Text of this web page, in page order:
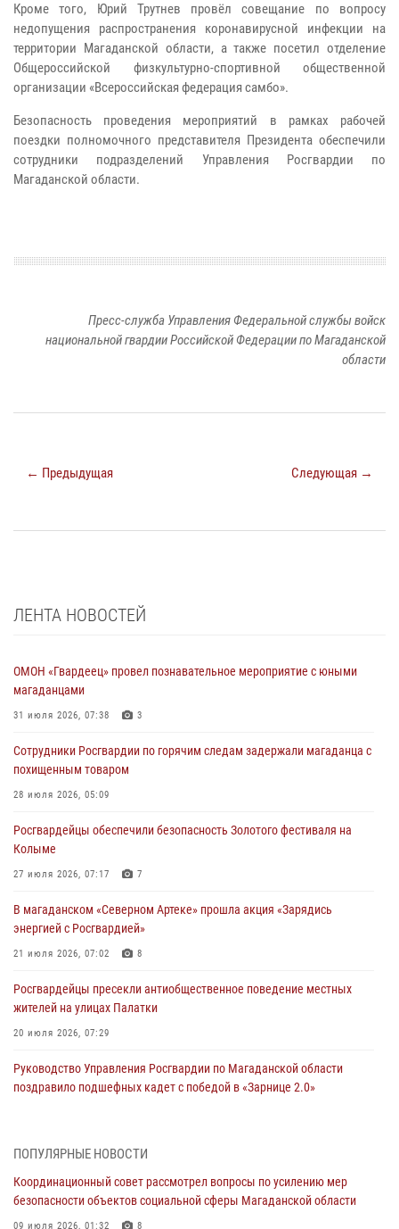
Кроме того, Юрий Трутнев провёл совещание по вопросу
недопущения распространения коронавирусной инфекции на
территории Магаданской области, а также посетил отделение
Общероссийской физкультурно-спортивной общественной
организации «Всероссийская федерация самбо».
Безопасность проведения мероприятий в рамках рабочей
поездки полномочного представителя Президента обеспечили
сотрудники подразделений Управления Росгвардии по
Магаданской области.
Пресс-служба Управления Федеральной службы войск
национальной гвардии Российской Федерации по Магаданской
области
← Предыдущая Следующая →
ЛЕНТА НОВОСТЕЙ
ОМОН «Гвардеец» провел познавательное мероприятие с юными
магаданцами
31 июля 2026, 07:38 3
Сотрудники Росгвардии по горячим следам задержали магаданца с
похищенным товаром
28 июля 2026, 05:09
Росгвардейцы обеспечили безопасность Золотого фестиваля на
Колыме
27 июля 2026, 07:17 7
В магаданском «Северном Артеке» прошла акция «Зарядись
энергией с Росгвардией»
21 июля 2026, 07:02 8
Росгвардейцы пресекли антиобщественное поведение местных
жителей на улицах Палатки
20 июля 2026, 07:29
Руководство Управления Росгвардии по Магаданской области
поздравило подшефных кадет с победой в «Зарнице 2.0»
При содействии СОБР Росгвардии в Магадане задержан
17 июля 2026, 04:06
ПОПУЛЯРНЫЕ НОВОСТИ
Координационный совет рассмотрел вопросы по усилению мер
безопасности объектов социальной сферы Магаданской области
09 июля 2026, 01:32 8